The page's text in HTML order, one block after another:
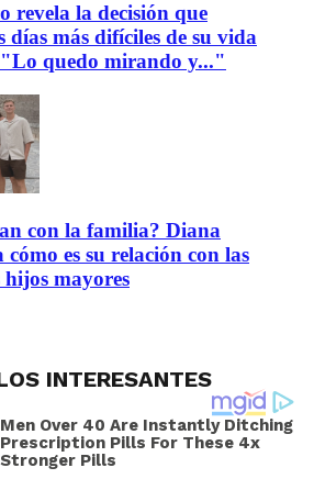
revela la decisión que
días más difíciles de su vida
quedo mirando y..."
con la familia? Diana
cómo es su relación con las
hijos mayores
INTERESANTES
Men Over 40 Are Instantly Ditching
Prescription Pills For These 4x
Stronger Pills